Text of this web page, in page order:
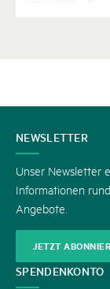
KONTAKT
NEWSLETTER
Unser Newsletter
Informationen
Angebote.
JETZT
SPENDENKONTO